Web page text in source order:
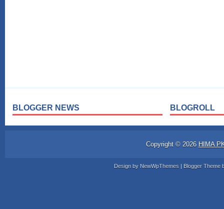
BLOGGER NEWS BLOGROLL
Copyright © 2026 HIMA
Design by NewWpThemes | Blogger Theme